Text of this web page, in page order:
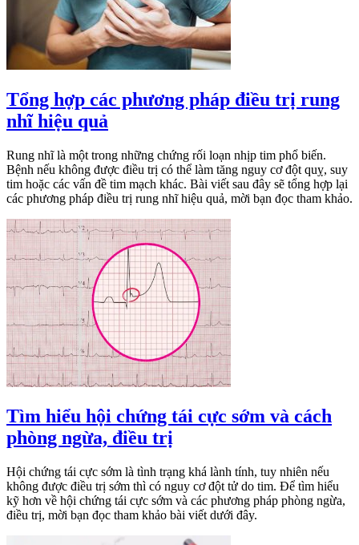
Tổng hợp các phương pháp điều trị rung
nhĩ hiệu quả
Rung nhĩ là một trong những chứng rối loạn nhịp tim phổ biến.
Bệnh nếu không được điều trị có thể làm tăng nguy cơ đột quỵ, suy
tim hoặc các vấn đề tim mạch khác. Bài viết sau đây sẽ tổng hợp lại
các phương pháp điều trị rung nhĩ hiệu quả, mời bạn đọc tham khảo.
Tìm hiểu hội chứng tái cực sớm và cách
phòng ngừa, điều trị
Hội chứng tái cực sớm là tình trạng khá lành tính, tuy nhiên nếu
không được điều trị sớm thì có nguy cơ đột tử do tim. Để tìm hiểu
kỹ hơn về hội chứng tái cực sớm và các phương pháp phòng ngừa,
điều trị, mời bạn đọc tham khảo bài viết dưới đây.